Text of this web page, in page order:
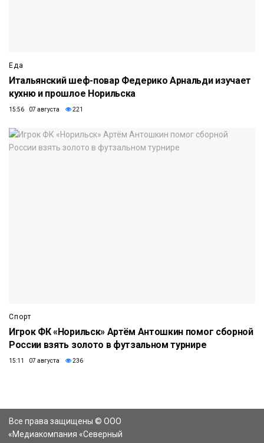
Еда
Итальянский шеф-повар Федерико Арнальди изучает
кухню и прошлое Норильска
15:56 07 августа 221
Спорт
Игрок ФК «Норильск» Артём Антошкин помог сборной
России взять золото в футзальном турнире
15:11 07 августа 236
Все права защищены © ООО
«Медиакомпания «Северный